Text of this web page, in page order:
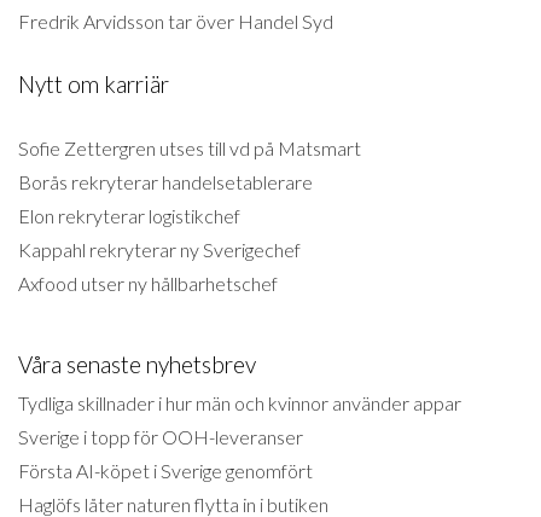
Fredrik Arvidsson tar över Handel Syd
Nytt om karriär
Sofie Zettergren utses till vd på Matsmart
Borås rekryterar handelsetablerare
Elon rekryterar logistikchef
Kappahl rekryterar ny Sverigechef
Axfood utser ny hållbarhetschef
Våra senaste nyhetsbrev
Tydliga skillnader i hur män och kvinnor använder appar
Sverige i topp för OOH-leveranser
Första AI-köpet i Sverige genomfört
Haglöfs låter naturen flytta in i butiken